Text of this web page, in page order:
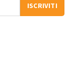
ISCRIVITI